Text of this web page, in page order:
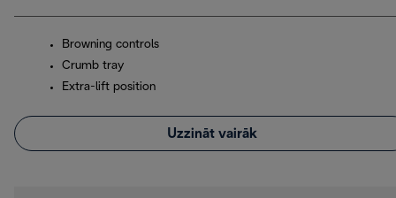
Browning controls
Crumb tray
Extra-lift position
Uzzināt vairāk